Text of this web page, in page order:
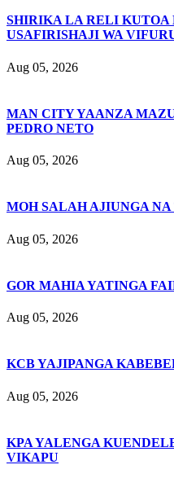
SHIRIKA LA RELI KUTOA
USAFIRISHAJI WA
Aug 05, 2026
MAN CITY YAANZA
PEDRO NETO
Aug 05, 2026
MOH SALAH AJIUNGA NA
Aug 05, 2026
GOR MAHIA YATINGA
Aug 05, 2026
KCB YAJIPANGA
Aug 05, 2026
KPA YALENGA
VIKAPU